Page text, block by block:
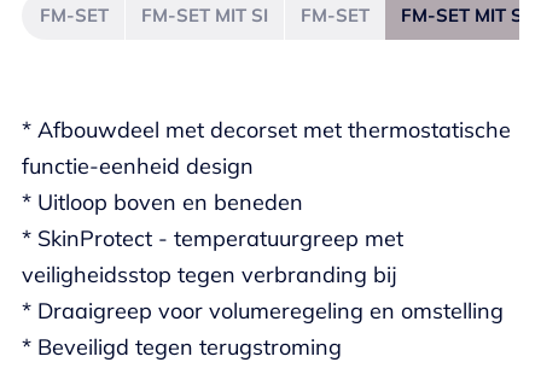
* Afbouwdeel met decorset met thermostatische
functie-eenheid design
* Uitloop boven en beneden
* SkinProtect - temperatuurgreep met
veiligheidsstop tegen verbranding bij
* Draaigreep voor volumeregeling en omstelling
* Beveiligd tegen terugstroming
FM-SET FM-SET MIT SI FM-SET FM-SET MIT SI